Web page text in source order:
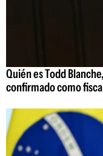
Quién es Todd
confirmado como